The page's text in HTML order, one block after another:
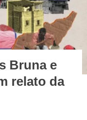
Bruna e
relato da